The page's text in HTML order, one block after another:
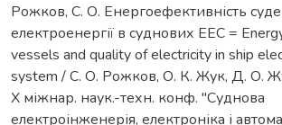
Рожков, С. О. Енергоефективність
електроенергії в суднових ЕЕС =
vessels and quality of electricity in ship
system / С. О. Рожков, О. К. Жук, Д. О.
Х міжнар. наук.-техн. конф. "Суднова
електроінженерія, електроніка і